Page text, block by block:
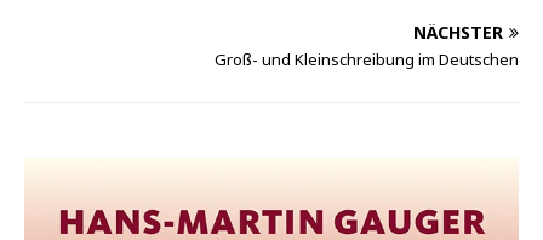
NÄCHSTER
Groß- und Kleinschreibung im Deutschen